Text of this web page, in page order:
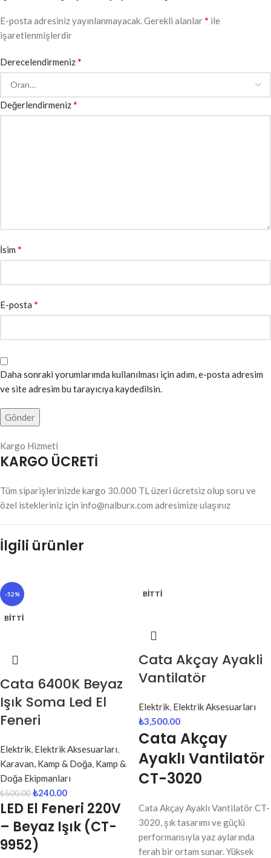
E-posta adresiniz yayınlanmayacak.Gerekli alanlar* ile
işaretlenmişlerdir
Derecelendirmeniz*
Değerlendirmeniz*
İsim *
E-posta *
Daha sonraki yorumlarımda kullanılması için adım, e-posta adresim
ve site adresim bu tarayıcıya kaydedilsin.
Kargo Hizmeti
KARGO ÜCRETİ
Tüm siparişlerinizde kargo 30.000 TL üzeri ücretsiz olup soru ve
özel istekleriniz için info@nalburx.com adresimize ulaşınız
İlgili ürünler
-52%
BITTI
Cata 6400K Beyaz
Işık Soma Led El
Feneri
Elektrik, Elektrik Aksesuarları,
Karavan, Kamp & Doğa, Kamp &
Doğa Ekipmanları
₺500.00₺240.00
LED El Feneri 220V
– Beyaz Işık (CT-
9952)
BITTI
Cata Akçay Ayakli
Vantilatör
Elektrik, Elektrik Aksesuarları
₺3,500.00
Cata Akçay
Ayaklı Vantilatör
CT-3020
Cata Akçay Ayaklı Vantilatör CT-
3020, şık tasarımı ve güçlü
performansıyla yaz aylarında
ferah bir ortam sunar. Yüksek